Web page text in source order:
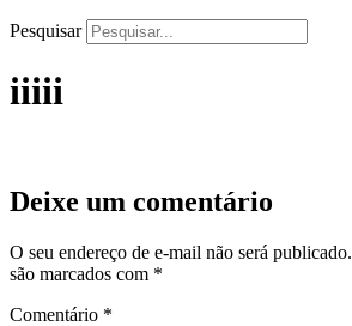
Pesquisar
iiiii
Deixe um comentário
O seu endereço de e-mail não será publicado.
são marcados com *
Comentário *